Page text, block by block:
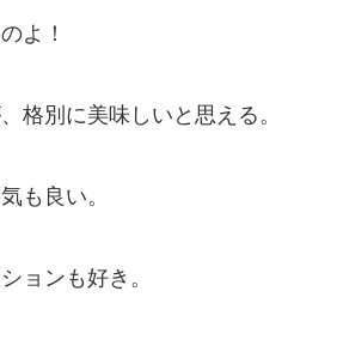
よ！
格別に美味しいと思える。
も良い。
ョンも好き。